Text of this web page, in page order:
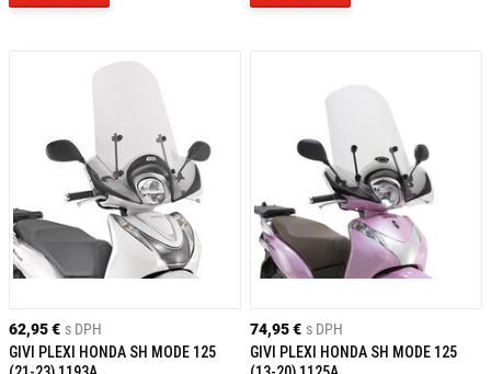
62,95 € s DPH
GIVI PLEXI HONDA SH MODE 125
74,95 € s DPH
GIVI PLEXI HONDA SH MODE 125